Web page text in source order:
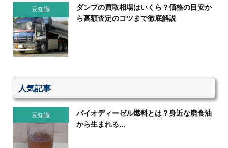
豆知識
ダンプの買取相場はいくら？価格の目安か
ら高額査定のコツまで徹底解説
人気記事
豆知識
バイオディーゼル燃料とは？身近な廃食油
から生まれる...